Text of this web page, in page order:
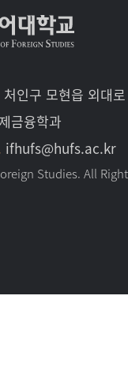
인구 모현읍 외대
금융학과
ifhufs@hufs.ac.kr
Studies. All